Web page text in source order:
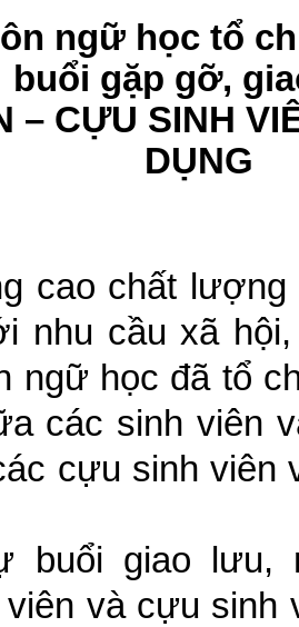
ngữ học tổ
buổi gặp gỡ,
– CỰU SINH
DỤNG
cao chất lượng
nhu cầu xã hội,
ngữ học đã tổ
các sinh viên
cựu sinh viên
buổi giao lưu,
và cựu sinh